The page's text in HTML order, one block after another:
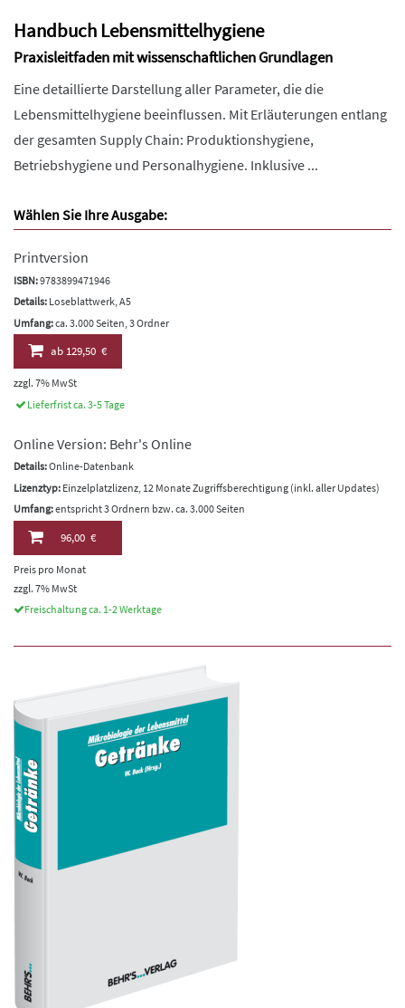
Handbuch Lebensmittelhygiene
Praxisleitfaden mit wissenschaftlichen Grundlagen
Eine detaillierte Darstellung aller Parameter, die die
Lebensmittelhygiene beeinflussen. Mit Erläuterungen entlang
der gesamten Supply Chain: Produktionshygiene,
Betriebshygiene und Personalhygiene. Inklusive ...
Wählen Sie Ihre Ausgabe:
Printversion
ISBN:9783899471946
Details: Loseblattwerk, A5
Umfang:ca. 3.000 Seiten, 3 Ordner
ab129,50 €
zzgl. 7% MwSt
Lieferfrist ca. 3-5 Tage
Online Version: Behr's Online
Details:Online-Datenbank
Lizenztyp: Einzelplatzlizenz, 12 Monate Zugriffsberechtigung (inkl. aller Updates)
Umfang:entspricht 3 Ordnern bzw. ca. 3.000 Seiten
96,00 €
Preis pro Monat
zzgl. 7% MwSt
Freischaltung ca. 1-2 Werktage